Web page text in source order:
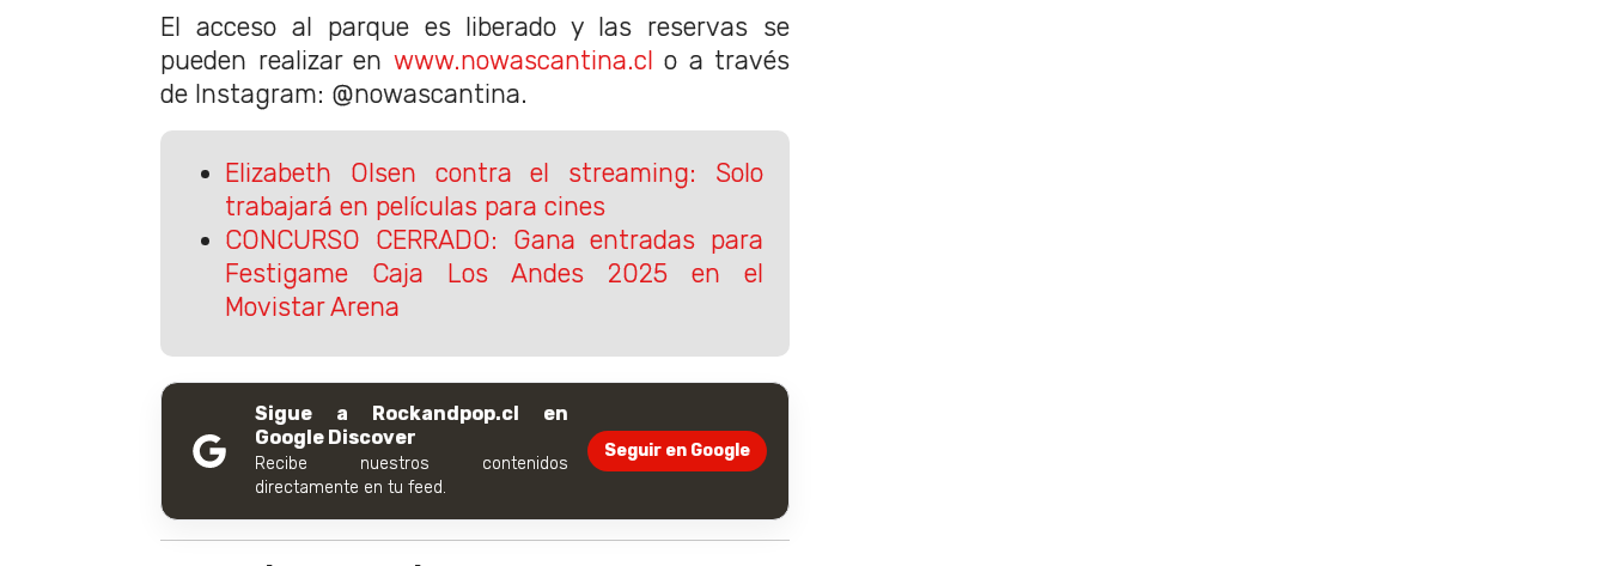
El acceso al parque es liberado y las reservas se
pueden realizar en www.nowascantina.cl o a través
de Instagram: @nowascantina.
Elizabeth Olsen contra el streaming: Solo
trabajará en películas para cines
CONCURSO CERRADO: Gana entradas para
Festigame Caja Los Andes 2025 en el
Movistar Arena
Sigue a Rockandpop.cl en
Google Discover
Recibe nuestros contenidos
directamente en tu feed.
Seguir en Google